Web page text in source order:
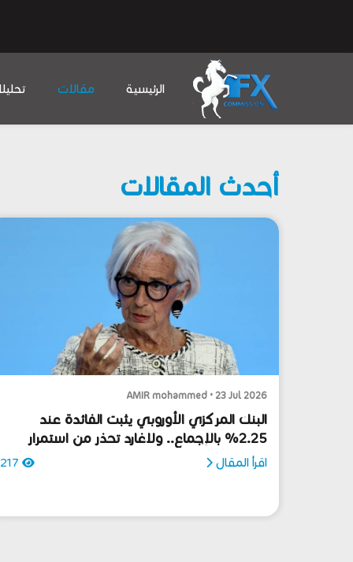
الرئيسية مقالات
أحدث المقالات
AMIR mohammed • 23 Jul 2026
البنك المركزي الأوروبي يثبت الفائدة عند
2.25% بالإجماع.. ولاغارد تحذر من استمرار
ضغوط الطاقة
اقرأ المقال